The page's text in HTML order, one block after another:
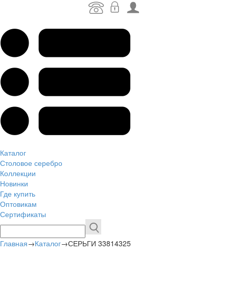
Каталог
Столовое серебро
Коллекции
Новинки
Где купить
Оптовикам
Сертификаты
Главная→Каталог→СЕРЬГИ 33814325